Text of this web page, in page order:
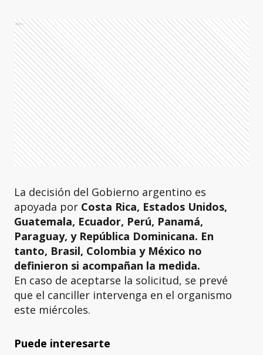
Ads
La decisión del Gobierno argentino es
apoyada por Costa Rica, Estados Unidos,
Guatemala, Ecuador, Perú, Panamá,
Paraguay, y República Dominicana. En
tanto, Brasil, Colombia y México no
definieron si acompañan la medida.
En caso de aceptarse la solicitud, se prevé
que el canciller intervenga en el organismo
este miércoles.
Puede interesarte